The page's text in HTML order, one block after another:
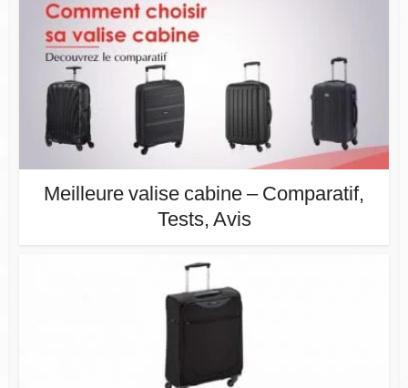
Meilleure valise cabine – Comparatif,
Tests, Avis